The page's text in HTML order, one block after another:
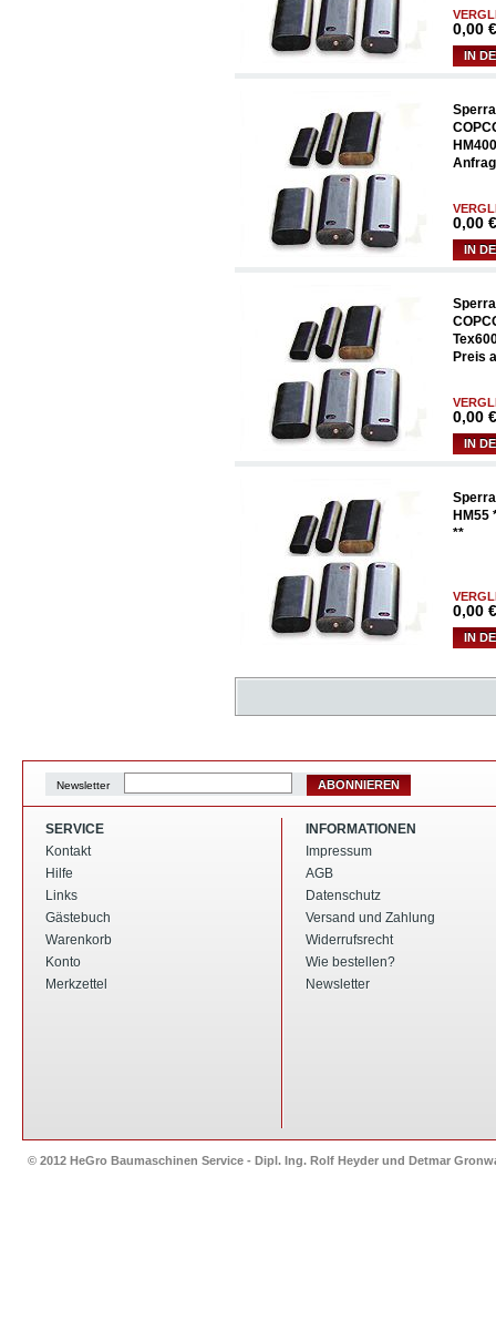
0,00
IN
0,00
IN
Preis
0,00
IN
HM55
**
0,00
IN
Newsletter ABONNIEREN
SERVICE
Kontakt
Hilfe
Links
Gästebuch
Warenkorb
Konto
Merkzettel
INFORMATIONEN
Impressum
AGB
Datenschutz
Versand und Zahlung
Widerrufsrecht
Wie bestellen?
Newsletter
© 2012 HeGro Baumaschinen Service - Dipl. Ing. Rolf Heyder und Detmar